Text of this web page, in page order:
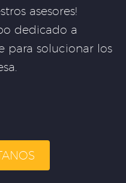
asesores!
dedicado a
para solucionar los